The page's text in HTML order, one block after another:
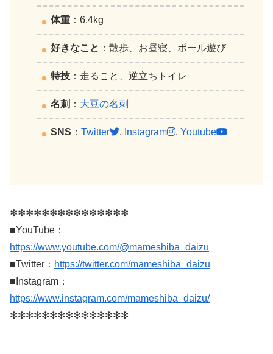
体重 ：6.4kg
好きなこと ：散歩、お昼寝、ボール遊び
特技 ：走ること、逆立ちトイレ
名刺 ： 大豆の名刺
SNS ：Twitter , Instagram ,Youtube
❇︎❇︎❇︎❇︎❇︎❇︎❇︎❇︎❇︎❇︎❇︎❇︎❇︎❇︎❇︎
■YouTube：
https://www.youtube.com/@mameshiba_daizu
■Twitter： https://twitter.com/mameshiba_daizu
■Instagram：
https://www.instagram.com/mameshiba_daizu/
❇︎❇︎❇︎❇︎❇︎❇︎❇︎❇︎❇︎❇︎❇︎❇︎❇︎❇︎❇︎